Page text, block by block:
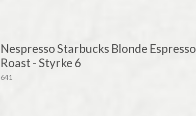
Nespresso Starbucks Blonde Espresso
Roast - Styrke 6
641